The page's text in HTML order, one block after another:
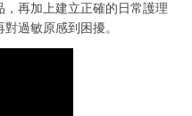
再加上建立正確的日常護理
過敏原感到困擾。